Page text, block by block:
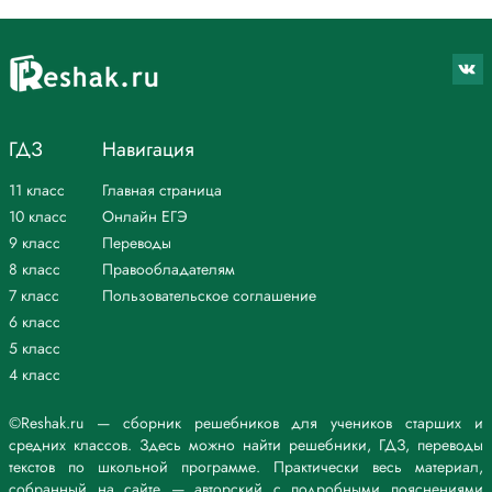
сопоставления: одинаковые по силе ударения на наиболее важных
подарит. Первая часть заканчивается небольшим повышением
голоса (интонация незаконченности) и паузой; вторая –
*Текст задания приводится исключительно в образовательных целях
для более полного понимания решения.
©Reshak.ru — сборник решебников для учеников старших и
средних классов. Здесь можно найти решебники, ГДЗ, переводы
текстов по школьной программе. Практически весь материал,
ГДЗ
11 класс
10 класс
9 класс
8 класс
7 класс
6 класс
5 класс
4 класс
Навигация
Главная страница
Онлайн ЕГЭ
Переводы
Правообладателям
Пользовательское соглашение